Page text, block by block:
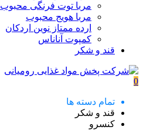
مربا توت فرنگی محبوب
مربا هویج محبوب
ارده ممتاز نوین اردکان
کمپوت آناناس
قند و شکر
0
تمام دسته ها
قند و شکر
کنسرو